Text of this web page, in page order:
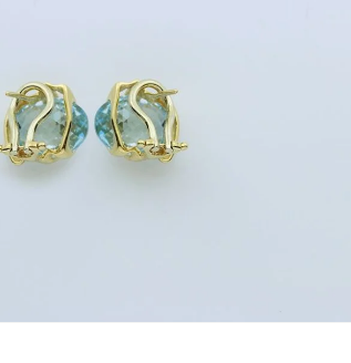
Acuerdo RGPD
Doy mi consentimiento para que esta web
que envío para que puedan responder a mi